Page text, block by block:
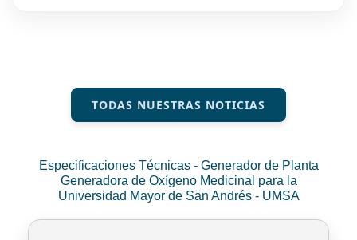
TODAS NUESTRAS NOTICIAS
Especificaciones Técnicas - Generador de Planta
Generadora de Oxígeno Medicinal para la
Universidad Mayor de San Andrés - UMSA